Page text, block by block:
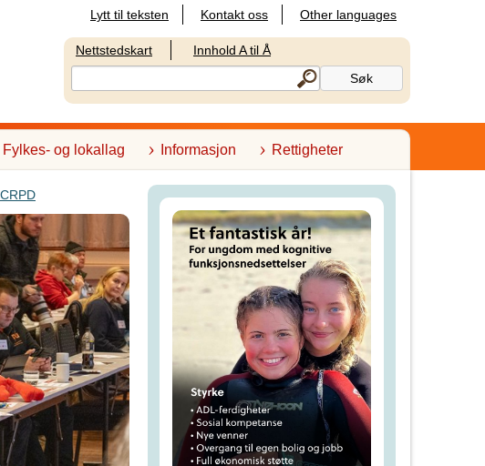
Lytt til teksten Kontakt oss Other languages
Nettstedskart Innhold A til Å
Fylkes- og lokallag Informasjon Rettigheter